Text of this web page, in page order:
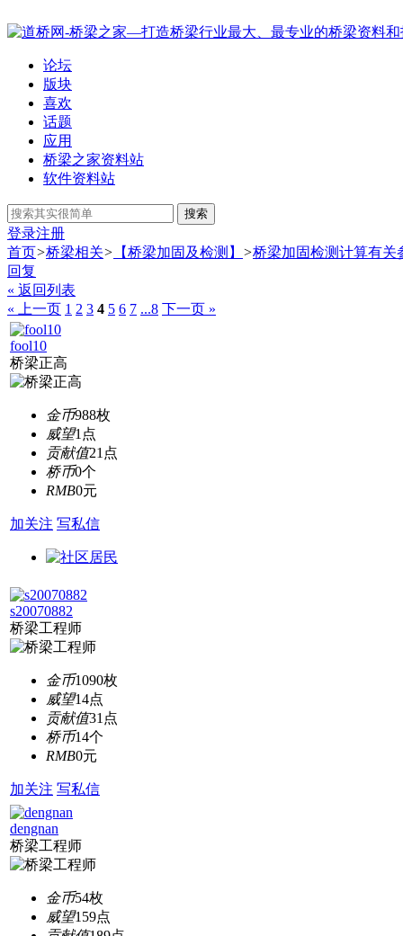
论坛
版块
喜欢
话题
应用
桥梁之家资料站
软件资料站
搜索
登录注册
首页>桥梁相关> 【桥梁加固及检测】 >桥梁加固检测计算有关
回复
« 返回列表
« 上一页 1 2 3 4 5 6 7 ...8 下一页 »
fool10
桥梁正高
金币988枚
威望1点
贡献值21点
桥币0个
RMB0元
加关注 写私信
s20070882
桥梁工程师
金币1090枚
威望14点
贡献值31点
桥币14个
RMB0元
加关注 写私信
dengnan
桥梁工程师
金币54枚
威望159点